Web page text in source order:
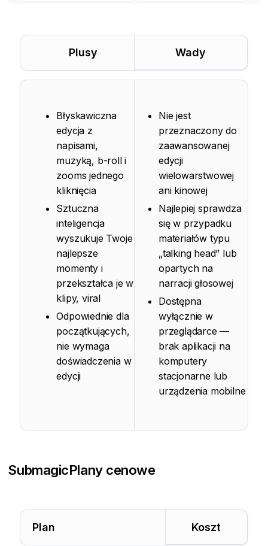
Plusy Wady
Błyskawiczna
edycja z
napisami,
muzyką, b-roll i
zooms jednego
kliknięcia
Sztuczna
inteligencja
wyszukuje Twoje
najlepsze
momenty i
przekształca je w
klipy, viral
Odpowiednie dla
początkujących,
nie wymaga
doświadczenia w
edycji
Nie jest
przeznaczony do
zaawansowanej
edycji
wielowarstwowej
ani kinowej
Najlepiej sprawdza
się w przypadku
materiałów typu
„talking head” lub
opartych na
narracji głosowej
Dostępna
wyłącznie w
przeglądarce —
brak aplikacji na
komputery
stacjonarne lub
urządzenia mobilne
SubmagicPlany cenowe
Plan Koszt